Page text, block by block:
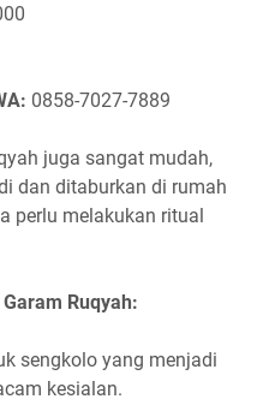
0858-7027-7889
juga sangat mudah,
dan ditaburkan di rumah
perlu melakukan ritual
Ruqyah:
sengkolo yang menjadi
kesialan.